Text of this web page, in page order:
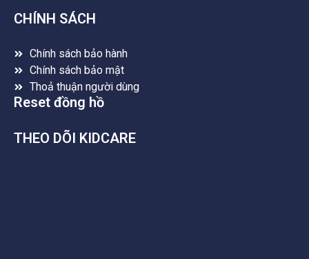
CHÍNH SÁCH
Chính sách bảo hành
Chính sách bảo mật
Thoả thuận người dùng
Reset đồng hồ
THEO DÕI KIDCARE